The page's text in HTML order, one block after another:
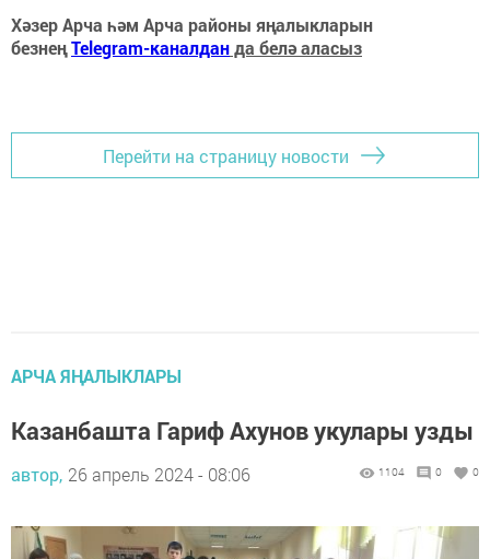
Хәзер Арча һәм Арча районы яңалыкларын
безнеңTelegram-каналданда белә аласыз
Перейти на страницу новости
АРЧА ЯҢАЛЫКЛАРЫ
Казанбашта Гариф Ахунов укулары узды
автор, 26 апрель 2024 - 08:06 1104 0 0